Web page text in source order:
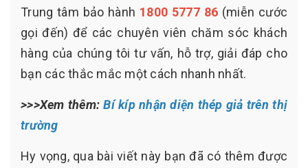
Trung tâm bảo hành 1800 5777 86 (miễn cước
gọi đến) để các chuyên viên chăm sóc khách
hàng của chúng tôi tư vấn, hỗ trợ, giải đáp cho
bạn các thắc mắc một cách nhanh nhất.
>>>Xem thêm:Bí kíp nhận diện thép giả trên thị
trường
Hy vọng, qua bài viết này bạn đã có thêm được